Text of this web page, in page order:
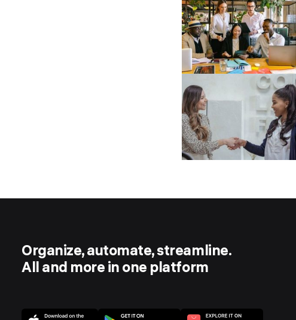
Organize, automate, streamline.
All and more in one platform